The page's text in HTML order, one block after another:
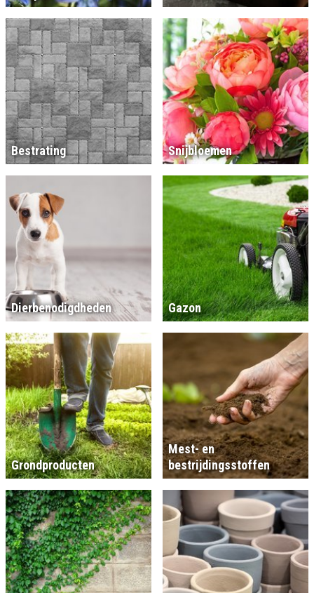
Bestrating Snijbloemen
Dierbenodigdheden Gazon
Grondproducten
Mest- en
bestrijdingsstoffen